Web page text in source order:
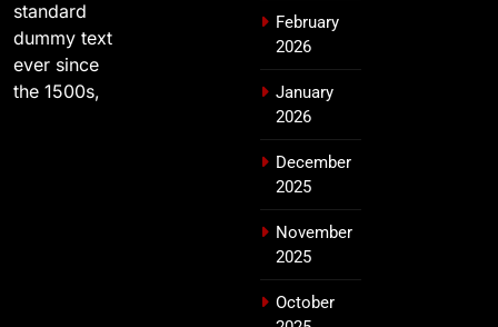
standard
dummy text
ever since
the 1500s,
February
2026
January
2026
December
2025
November
2025
October